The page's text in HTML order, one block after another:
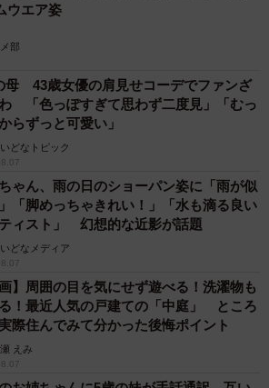
ウエア姿
部
母 43歳女優の肩見せコーデでファンざ
「色っぽすぎて思わず二度見」「むっ
らずっと可愛い」
いどなトピック
ゃん、雨の日のショーパン姿に「雨が似
「脚めっちゃきれい！」「水も滴る良い
ィスト」 幻想的な近影が話題
いどなメディア
画】周囲の目を気にせず遊べる！洗濯物も
！最近人気の戸建ての「中庭」 ところ
際住んでみて分かった後悔ポイント
えみ